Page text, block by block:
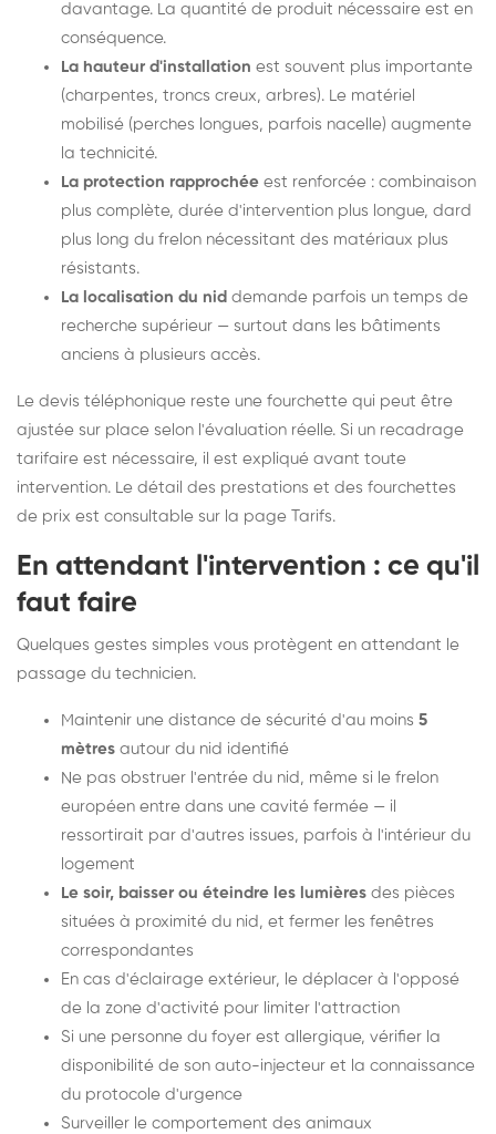
davantage. La quantité de produit nécessaire est en
conséquence.
La hauteur d'installation est souvent plus importante
(charpentes, troncs creux, arbres). Le matériel
mobilisé (perches longues, parfois nacelle) augmente
la technicité.
La protection rapprochée est renforcée : combinaison
plus complète, durée d'intervention plus longue, dard
plus long du frelon nécessitant des matériaux plus
résistants.
La localisation du nid demande parfois un temps de
recherche supérieur — surtout dans les bâtiments
anciens à plusieurs accès.
Le devis téléphonique reste une fourchette qui peut être
ajustée sur place selon l'évaluation réelle. Si un recadrage
tarifaire est nécessaire, il est expliqué avant toute
intervention. Le détail des prestations et des fourchettes
de prix est consultable sur la page Tarifs.
En attendant l'intervention : ce qu'il
faut faire
Quelques gestes simples vous protègent en attendant le
passage du technicien.
Maintenir une distance de sécurité d'au moins 5
mètres autour du nid identifié
Ne pas obstruer l'entrée du nid, même si le frelon
européen entre dans une cavité fermée — il
ressortirait par d'autres issues, parfois à l'intérieur du
logement
Le soir, baisser ou éteindre les lumières des pièces
situées à proximité du nid, et fermer les fenêtres
correspondantes
En cas d'éclairage extérieur, le déplacer à l'opposé
de la zone d'activité pour limiter l'attraction
Si une personne du foyer est allergique, vérifier la
disponibilité de son auto-injecteur et la connaissance
du protocole d'urgence
Surveiller le comportement des animaux